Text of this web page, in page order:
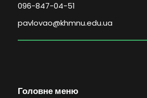
096-847-04-51
pavlovao@khmnu.edu.ua
Головне меню